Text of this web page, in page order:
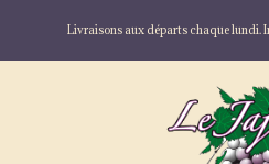
Livraisons aux départs chaque lundi.